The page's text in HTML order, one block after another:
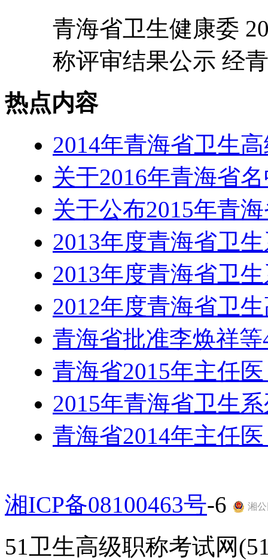
青海省卫生健康委
称评审结果公示 经
热点内容
2014年青海省卫生
关于2016年青海省
关于公布2015年青
2013年度青海省卫
2013年度青海省卫
2012年度青海省卫
青海省批准李焕祥
青海省2015年主任
2015年青海省卫生
青海省2014年主任
湘ICP备08100463号-6 湘公
51卫生高级职称考试网